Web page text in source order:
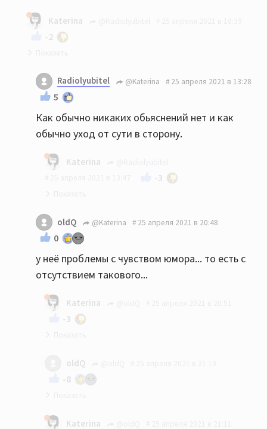
Katerina
-2
В данном конкретном случае от меня никаких
объяснений не требуется.
Radiolyubitel @Katerina 25 апреля 2021 в 13:28
5
Как обычно никаких обьяснений нет и как
обычно уход от сути в сторону.
Katerina
-3
Вам показалось.
oldQ @Katerina 25 апреля 2021 в 20:48
0
у неё проблемы с чувством юмора... то есть с
отсутствием такового...
Katerina
-3
отсутствие чувства юмора к изначально
срачной теме?
oldQ
-8
это я вспоминаю ваши ответы на некоторые,
Katerina